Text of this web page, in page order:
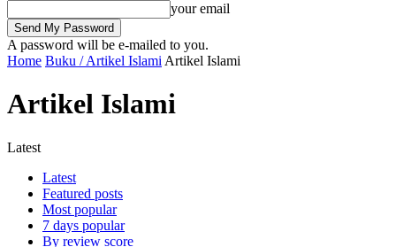
your email
A password will be e-mailed to you.
Home Buku / Artikel Islami Artikel Islami
Artikel Islami
Latest
Latest
Featured posts
Most popular
7 days popular
By review score